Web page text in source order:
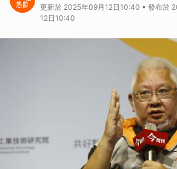
更新於 2025年09月12日10:40 • 發布於
12日10:40